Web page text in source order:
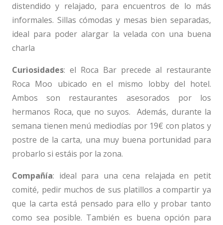
distendido y relajado, para encuentros de lo más
informales. Sillas cómodas y mesas bien separadas,
ideal para poder alargar la velada con una buena
charla
Curiosidades: el Roca Bar precede al restaurante
Roca Moo ubicado en el mismo lobby del hotel.
Ambos son restaurantes asesorados por los
hermanos Roca, que no suyos. Además, durante la
semana tienen menú mediodías por 19€ con platos y
postre de la carta, una muy buena portunidad para
probarlo si estáis por la zona.
Compañía: ideal para una cena relajada en petit
comité, pedir muchos de sus platillos a compartir ya
que la carta está pensado para ello y probar tanto
como sea posible. También es buena opción para